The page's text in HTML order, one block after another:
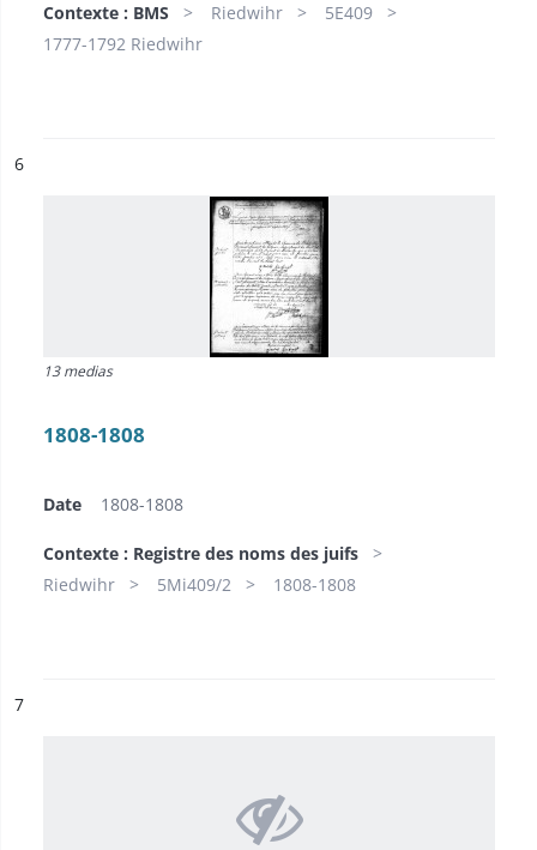
Contexte : BMS Riedwihr
5E409
1777-1792 Riedwihr
n°
6
13 medias
1808-1808
Date 1808-1808
Contexte : Registre des noms des juifs
Riedwihr
5Mi409/2 1808-1808
n°
7